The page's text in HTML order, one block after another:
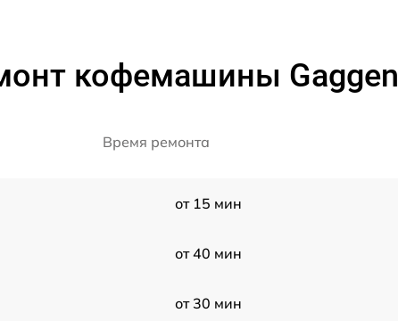
кофемашины
Время ремонта
от 15 мин
от 40 мин
от 30 мин